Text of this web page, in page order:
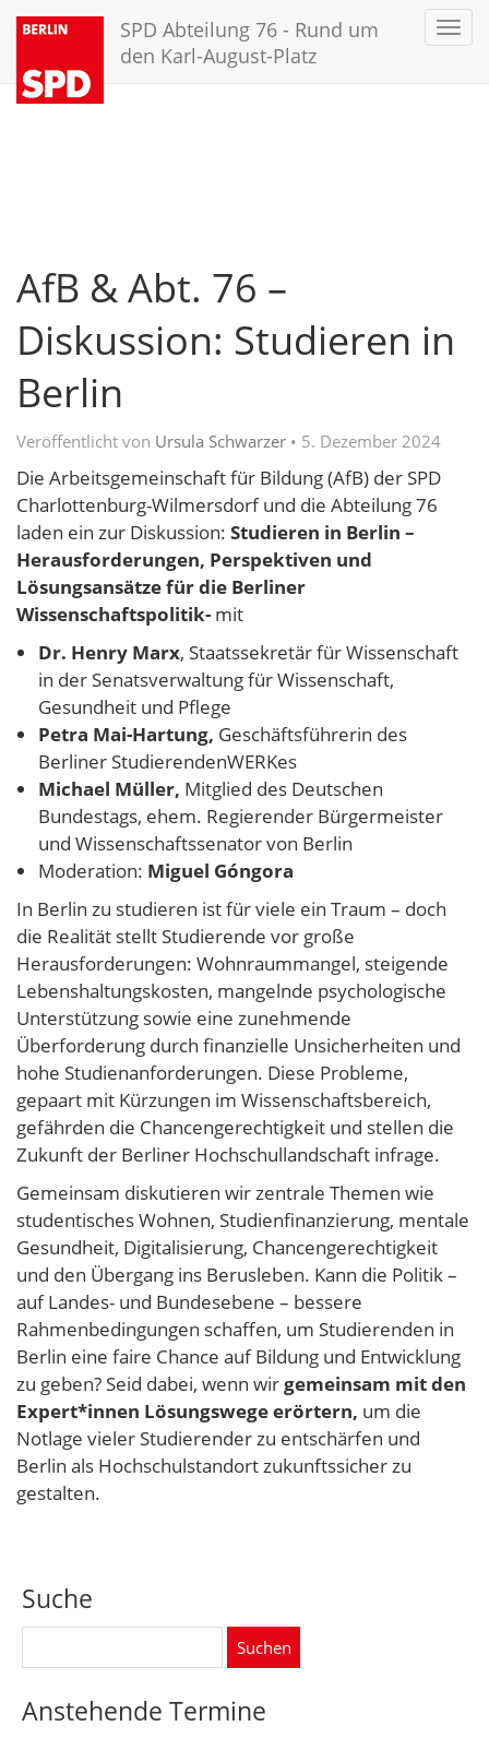
SPD Abteilung 76 - Rund um
den Karl-August-Platz
AfB & Abt. 76 –
Diskussion: Studieren in
Berlin
Veröffentlicht von Ursula Schwarzer • 5. Dezember 2024
Die Arbeitsgemeinschaft für Bildung (AfB) der SPD
Charlottenburg-Wilmersdorf und die Abteilung 76
laden ein zur Diskussion: Studieren in Berlin –
Herausforderungen, Perspektiven und
Lösungsansätze für die Berliner
Wissenschaftspolitik- mit
Dr. Henry Marx, Staatssekretär für Wissenschaft
in der Senatsverwaltung für Wissenschaft,
Gesundheit und Pflege
Petra Mai-Hartung, Geschäftsführerin des
Berliner StudierendenWERKes
Michael Müller, Mitglied des Deutschen
Bundestags, ehem. Regierender Bürgermeister
und Wissenschaftssenator von Berlin
Moderation: Miguel Góngora
In Berlin zu studieren ist für viele ein Traum – doch
die Realität stellt Studierende vor große
Herausforderungen: Wohnraummangel, steigende
Lebenshaltungskosten, mangelnde psychologische
Unterstützung sowie eine zunehmende
Überforderung durch finanzielle Unsicherheiten und
hohe Studienanforderungen. Diese Probleme,
gepaart mit Kürzungen im Wissenschaftsbereich,
gefährden die Chancengerechtigkeit und stellen die
Zukunft der Berliner Hochschullandschaft infrage.
Gemeinsam diskutieren wir zentrale Themen wie
studentisches Wohnen, Studienfinanzierung, mentale
Gesundheit, Digitalisierung, Chancengerechtigkeit
und den Übergang ins Berusleben. Kann die Politik –
auf Landes- und Bundesebene – bessere
Rahmenbedingungen schaffen, um Studierenden in
Berlin eine faire Chance auf Bildung und Entwicklung
zu geben? Seid dabei, wenn wirgemeinsam mit den
Expert*innen Lösungswege erörtern, um die
Notlage vieler Studierender zu entschärfen und
Berlin als Hochschulstandort zukunftssicher zu
gestalten.
Suche
Anstehende Termine